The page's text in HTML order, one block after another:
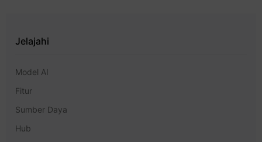
Jelajahi
Model AI
Fitur
Sumber Daya
Hub